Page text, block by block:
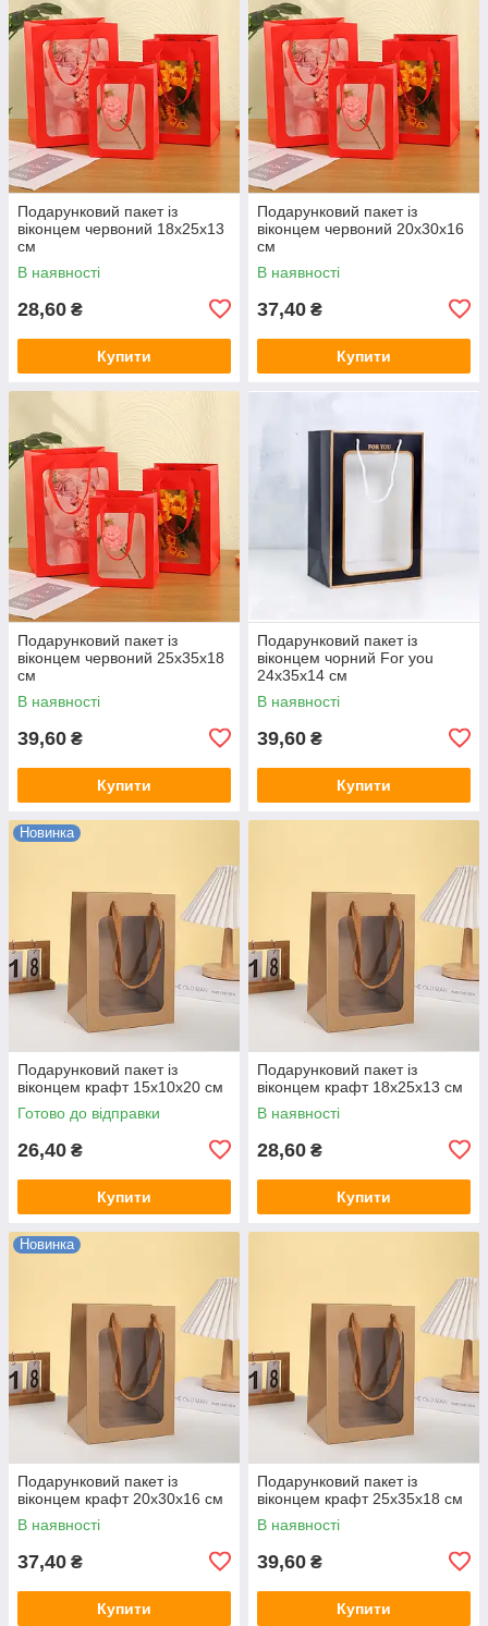
Подарунковий пакет із
віконцем червоний 18х25х13
см
В наявності
28,60 ₴
Купити
Подарунковий пакет із
віконцем червоний 20х30х16
см
В наявності
37,40 ₴
Купити
Подарунковий пакет із
віконцем червоний 25х35х18
см
В наявності
39,60 ₴
Купити
Подарунковий пакет із
віконцем чорний For you
24х35х14 см
В наявності
39,60 ₴
Купити
Новинка
Подарунковий пакет із
віконцем крафт 15х10х20 см
Готово до відправки
26,40 ₴
Купити
Подарунковий пакет із
віконцем крафт 18х25х13 см
В наявності
28,60 ₴
Купити
Новинка
Подарунковий пакет із
віконцем крафт 20х30х16 см
В наявності
37,40 ₴
Купити
Подарунковий пакет із
віконцем крафт 25х35х18 см
В наявності
39,60 ₴
Купити